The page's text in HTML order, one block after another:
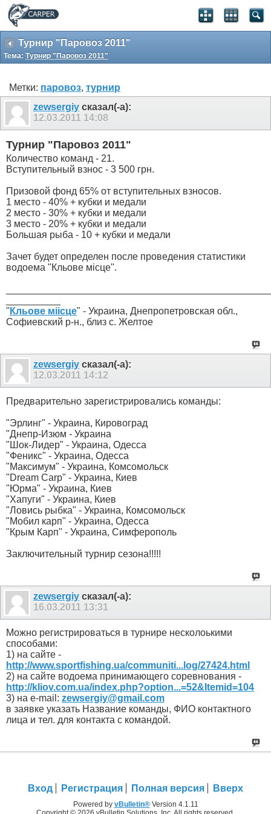
Турнир "Паровоз 2011"
Тема: Турнир "Паровоз 2011"
Метки: паровоз, турнир
zewsergiy сказал(-а):
12.03.2011 14:08
Турнир "Паровоз 2011"
Количество команд - 21.
Вступительный взнос - 3 500 грн.
Призовой фонд 65% от вступительных взносов.
1 место - 40% + кубки и медали
2 место - 30% + кубки и медали
3 место - 20% + кубки и медали
Большая рыба - 10 + кубки и медали
Зачет будет определен после проведения статистики
водоема "Кльове місце".
" Кльове міісце" - Украина, Днепропетровская обл.,
Софиевский р-н., близ с. Желтое
zewsergiy сказал(-а):
12.03.2011 14:12
Предварительно зарегистрировались команды:
"Эрлинг" - Украина, Кировоград
"Днепр-Изюм - Украина
"Шок-Лидер" - Украина, Одесса
"Феникс" - Украина, Одесса
"Максимум" - Украина, Комсомольск
"Dream Carp" - Украина, Киев
"Юрма" - Украина, Киев
"Хапуги" - Украина, Киев
"Ловись рыбка" - Украина, Комсомольск
"Мобил карп" - Украина, Одесса
"Крым Карп" - Украина, Симферополь
Заключительный турнир сезона!!!!!
zewsergiy сказал(-а):
16.03.2011 13:31
Можно регистрироваться в турнире несколоькими
способами:
1) на сайте -
http://www.sportfishing.ua/communiti...log/27424.html
2) на сайте водоема принимающего соревнования -
http://kliov.com.ua/index.php?option...=52&Itemid=104
3) на e-mail: zewsergiy@gmail.com
в заявке указать Название команды, ФИО контактного
лица и тел. для контакта с командой.
Вход Регистрация Полная версия Вверх
Powered by vBulletin®Version 4.1.11